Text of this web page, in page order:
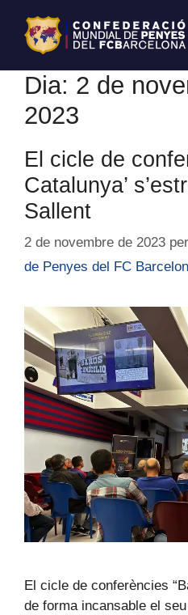
Dia: 2 de
2023
El cicle de
Catalunya’
Sallent
2 de novembre de 2023 per
de Penyes del FC
El cicle de conferències
de forma incansable el